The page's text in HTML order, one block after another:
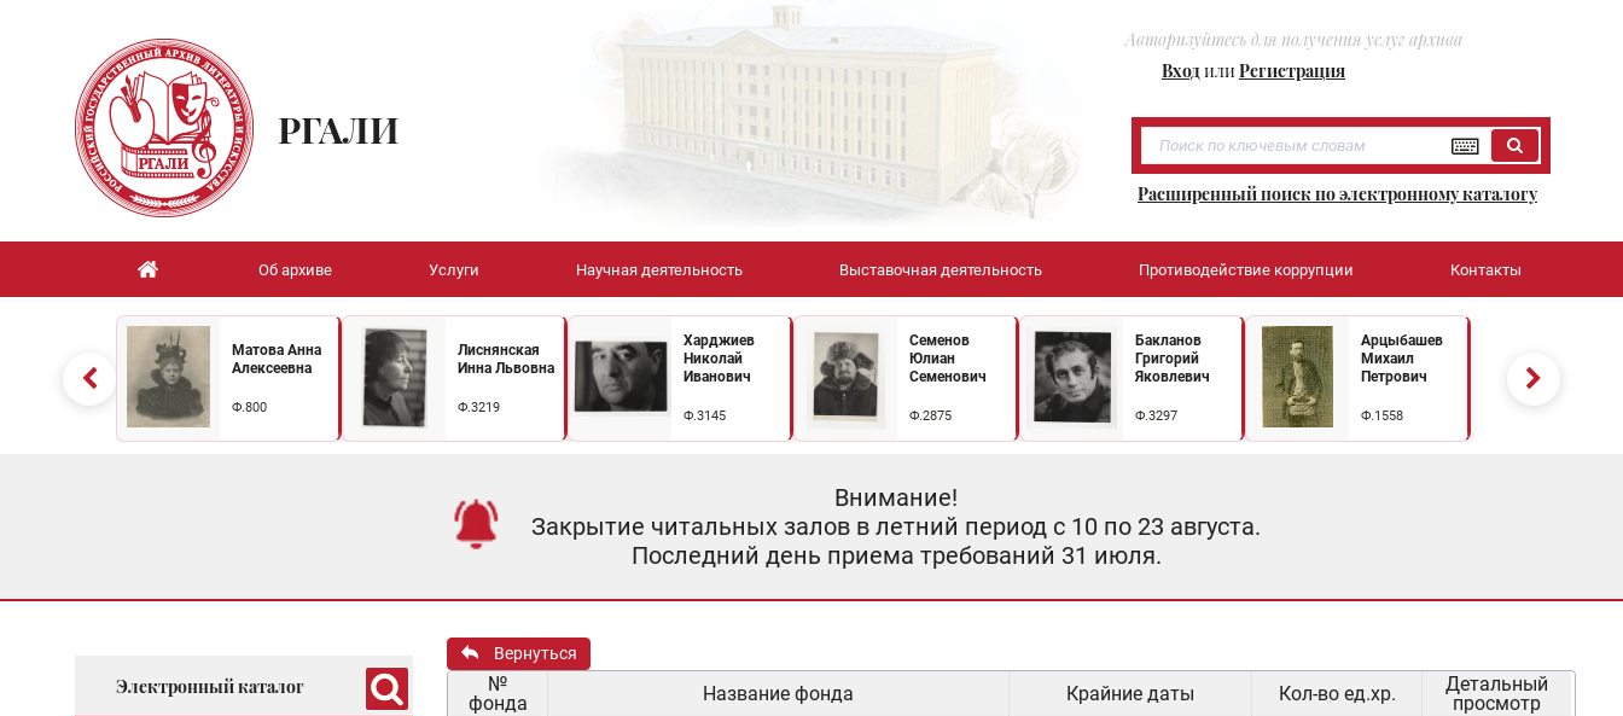
Авторизуйтесь для получения услуг архива
ВходилиРегистрация
РГАЛИ
Расширенный поиск по электронному каталогу
Об архиве Услуги Научная деятельность Выставочная деятельность Противодействие коррупции Контакты
Матова Анна
Алексеевна
Ф.800
Лиснянская
Инна Львовна
Ф.3219
Харджиев
Николай
Иванович
Ф.3145
Семенов
Юлиан
Семенович
Ф.2875
Бакланов
Григорий
Яковлевич
Ф.3297
Арцыбашев
Михаил
Петрович
Ф.1558
Внимание!
Закрытие читальных залов в летний период с 10 по 23 августа.
Последний день приема требований 31 июля.
Электронный каталог
Вернуться
№
фонда
Название фонда Крайние даты Кол-во ед.хр.
Детальный
просмотр